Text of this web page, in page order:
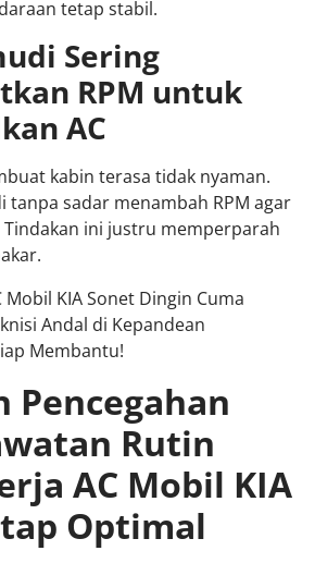
tetap stabil.
Sering
RPM untuk
AC
kabin terasa tidak nyaman.
tanpa sadar menambah RPM agar
Tindakan ini justru memperparah
Mobil KIA Sonet Dingin Cuma
Andal di Kepandean
Membantu!
Pencegahan
Rutin
AC Mobil KIA
Optimal